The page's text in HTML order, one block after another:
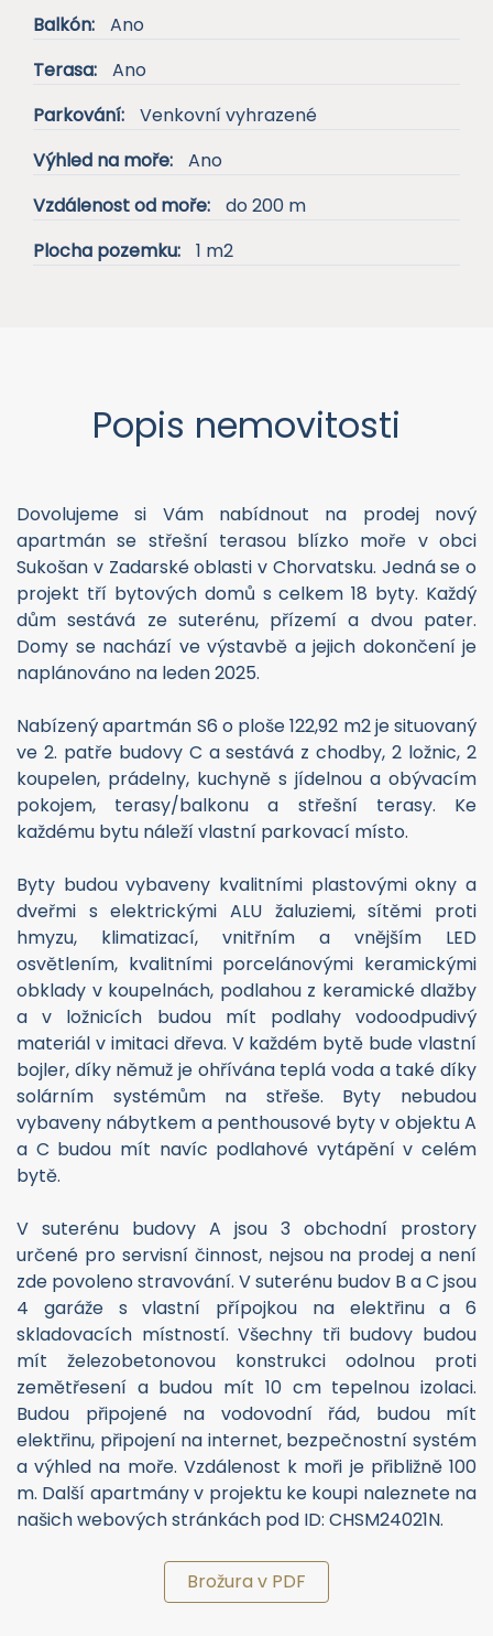
Terasa:
Ano
Parkování:
Venkovní vyhrazené
Výhled na moře: Ano
Vzdálenost od moře:
Plocha pozemku: 1 m2
Sukošan v Zadarské oblasti v Chorvatsku. Jedná se o
projekt tří bytových domů s celkem 18 byty. Každý
dům sestává ze suterénu, přízemí a dvou pater.
Domy se nachází ve výstavbě a jejich dokončení je
naplánováno na leden 2025.
Nabízený apartmán S6 o ploše 122,92 m2 je situovaný
koupelen, prádelny, kuchyně s jídelnou a obývacím
pokojem, terasy/balkonu a střešní terasy. Ke
každému bytu náleží vlastní parkovací místo.
Byty budou vybaveny kvalitními plastovými okny a
hmyzu, klimatizací, vnitřním a vnějším LED
osvětlením, kvalitními porcelánovými keramickými
obklady v koupelnách, podlahou z keramické dlažby
a v ložnicích budou mít podlahy vodoodpudivý
materiál v imitaci dřeva. V každém bytě bude vlastní
bojler, díky němuž je ohřívána teplá voda a také díky
solárním systémům na střeše. Byty nebudou
vybaveny nábytkem a penthousové byty v objektu A
a C budou mít navíc podlahové vytápění v celém
bytě.
V suterénu budovy A jsou 3 obchodní prostory
zde povoleno stravování. V suterénu budov B a C jsou
4 garáže s vlastní přípojkou na elektřinu a 6
skladovacích místností. Všechny tři budovy budou
mít železobetonovou konstrukci odolnou proti
zemětřesení a budou mít 10 cm tepelnou izolaci.
Budou připojené na vodovodní řád, budou mít
elektřinu, připojení na internet, bezpečnostní systém
a výhled na moře. Vzdálenost k moři je přibližně 100
m. Další apartmány v projektu ke koupi naleznete na
našich webových stránkách pod ID: CHSM24021N.
Brožura v PDF